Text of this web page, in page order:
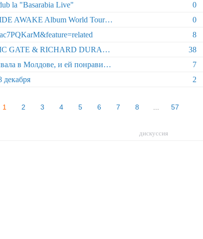
la "Basarabia Live" 0
7 марта - RICHARD DURAND – WIDE AWAKE Album World Tour Premiere 0
8
Выграй 2 билета на концерт COSMIC GATE & RICHARD DURAND! 38
Певица Сара Коннор впервые побывала в Молдове, и ей понравилось молдавское гостеприимство 7
2
1 2 3 4 5 6 7 8 57
дискуссия